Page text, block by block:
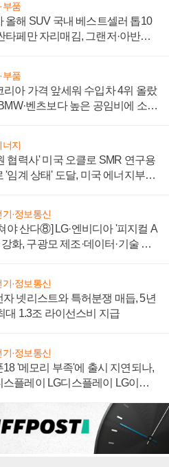
부품
올해 SUV 국내 베스트셀러 톱10
타페만 자리매김, 그랜저·아반떼
부품
리아 가격 앞세워 수입차 4위 올랐
벤츠보다 높은 공임비에 소비
너지
협력사' 미국 오클로 SMR 연구용
'임계 상태' 도달, 미국 에너지부
기·정보통신
야 산다⑧] LG·엔비디아 '피지컬 A
강화, 구광모 제조·데이터·기술 결
기·정보통신
자 넷리스트와 특허분쟁 매듭, 5년
대 1.3조 라이선스비 지급
기·정보통신
18 '메모리 부족'에 출시 지연되나,
스플레이 LG디스플레이 LG이노